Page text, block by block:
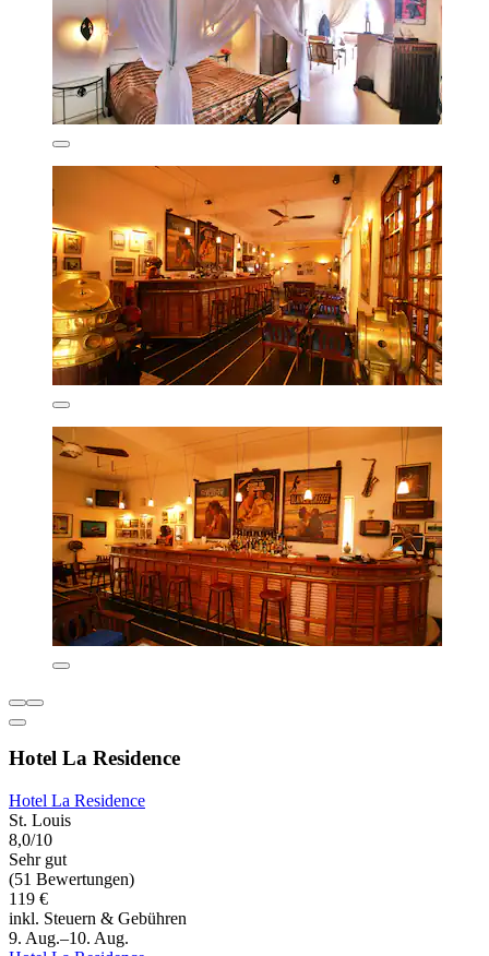
Hotel La Residence
Hotel La Residence
St. Louis
8,0/10
Sehr gut
(51 Bewertungen)
119 €
inkl. Steuern & Gebühren
9. Aug.–10. Aug.